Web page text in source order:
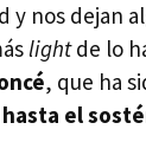
y nos dejan
lightde lo
, que ha
el